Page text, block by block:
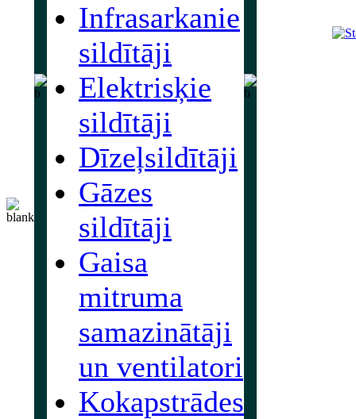
Infrasarkanie
sildītāji
Elektrisķie
sildītāji
Dīzeļsildītāji
Gāzes
sildītāji
Gaisa
mitruma
samazinātāji
un ventilatori
Kokapstrādes